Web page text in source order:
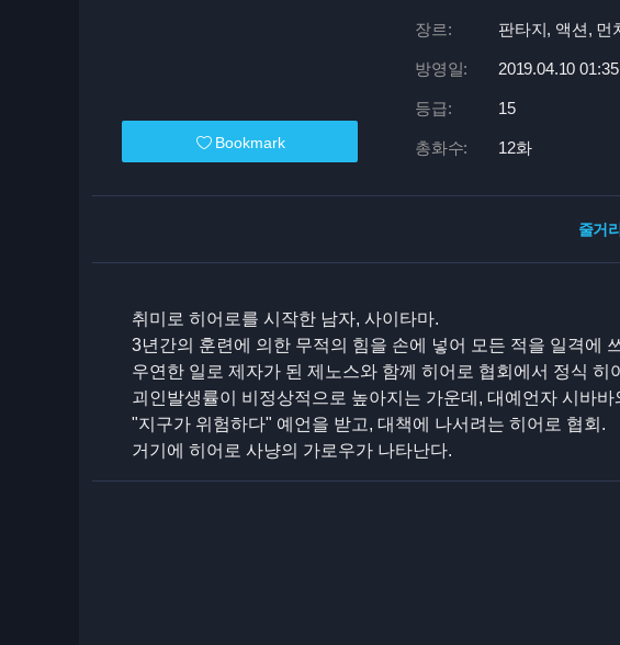
Bookmark
장르: 판타지, 액션, 먼
방영일: 2019.04.10 01:
등급: 15
총화수: 12화
줄거
취미로 히어로를 시작한 남자, 사이타마.
3년간의 훈련에 의한 무적의 힘을 손에 넣어 모든 적을 일격에
우연한 일로 제자가 된 제노스와 함께 히어로 협회에서 정식 히
괴인발생률이 비정상적으로 높아지는 가운데, 대예언자 시바바
"지구가 위험하다" 예언을 받고, 대책에 나서려는 히어로 협회.
거기에 히어로 사냥의 가로우가 나타난다.